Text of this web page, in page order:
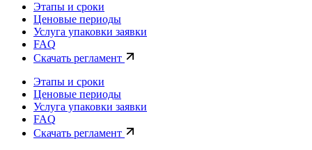
Этапы и сроки
Ценовые периоды
Услуга упаковки заявки
FAQ
Скачать регламент
Этапы и сроки
Ценовые периоды
Услуга упаковки заявки
FAQ
Скачать регламент